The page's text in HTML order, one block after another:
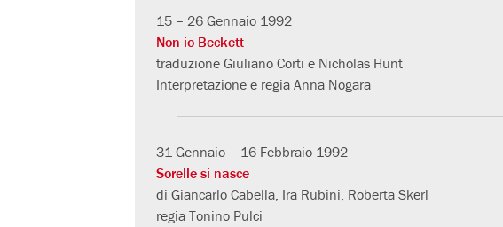
15 – 26 Gennaio 1992
Non io Beckett
traduzione Giuliano Corti e Nicholas Hunt
Interpretazione e regia Anna Nogara
31 Gennaio – 16 Febbraio 1992
Sorelle si nasce
di Giancarlo Cabella, Ira Rubini, Roberta Skerl
regia Tonino Pulci